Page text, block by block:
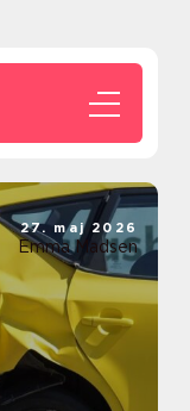
27. maj 2026
Emma Madsen